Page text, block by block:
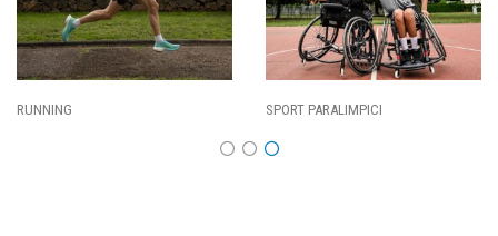
SPORT PARALIMPICI